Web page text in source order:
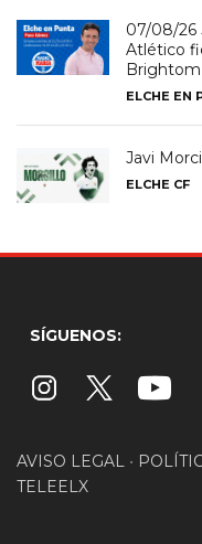
07/08/26
Atlético
ELCHE EN
Javi
ELCHE CF
SÍGUENOS:
AVISO LEGAL •
TELEELX